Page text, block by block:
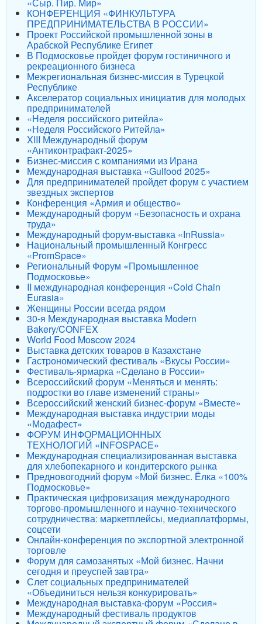
КОНФЕРЕНЦИЯ «ФИНКУЛЬТУРА
ПРЕДПРИНИМАТЕЛЬСТВА В РОССИИ»
Проект Российской промышленной зоны в
Арабской Республике Египет
В Подмосковье пройдет форум гостиничного и
рекреационного бизнеса
Межрегиональная бизнес-миссия в Турецкой
Республике
Акселератор социальных инициатив для молодых
предпринимателей
«Неделя российского ритейла»
«Неделя Российского Ритейла»
XIII Международный форум
«Антиконтрафакт-2025»
Бизнес-миссия с компаниями из Ирана
Международная выставка «Gulfood 2025»
Для предпринимателей пройдет форум с участием
звездных экспертов
Конференция «Армия и общество»
Международный форум «Безопасность и охрана
труда»
Международный форум-выставка «InRussia»
Национальный промышленный Конгресс
«PromSpace»
Региональный Форум «Промышленное
Подмосковье»
II международная конференция «Cold Chain
Eurasia»
Женщины России всегда рядом
30-я Международная выставка Modern
Bakery/CONFEX
World Food Moscow 2024
Выставка детских товаров в Казахстане
Гастрономический фестиваль «Вкусы России»
Фестиваль-ярмарка «Сделано в России»
Всероссийский форум «Меняться и менять:
подростки во главе изменений страны»
Всероссийский женский бизнес-форум «Вместе»
Международная выставка индустрии моды
«Модафест»
ФОРУМ ИНФОРМАЦИОННЫХ
ТЕХНОЛОГИЙ «INFOSPACE»
Международная специализированная выставка
для хлебопекарного и кондитерского рынка
Предновогодний форум «Мой бизнес. Ёлка «100%
Подмосковье»
Практическая цифровизация международного
торгово-промышленного и научно-технического
сотрудничества: маркетплейсы, медиаплатформы,
соцсети
Онлайн-конференция по экспортной электронной
торговле
Форум для самозанятых «Мой бизнес. Начни
сегодня и преуспей завтра»
Слет социальных предпринимателей
«Объединиться нельзя конкурировать»
Международная выставка-форум «Россия»
Международный фестиваль продуктов